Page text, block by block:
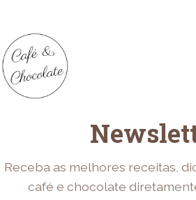
Receba as melhores receitas,
café e chocolate